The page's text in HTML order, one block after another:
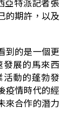
的期許，以及
到的是一個更
展的馬來西
動的蓬勃發
疫情時代的經
來合作的潛力